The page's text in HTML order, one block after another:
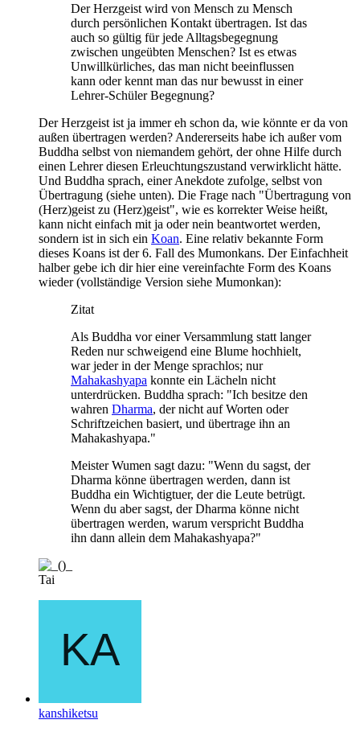
Der Herzgeist wird von Mensch zu Mensch
durch persönlichen Kontakt übertragen. Ist das
auch so gültig für jede Alltagsbegegnung
zwischen ungeübten Menschen? Ist es etwas
Unwillkürliches, das man nicht beeinflussen
kann oder kennt man das nur bewusst in einer
Lehrer-Schüler Begegnung?
Der Herzgeist ist ja immer eh schon da, wie könnte er da von
außen übertragen werden? Andererseits habe ich außer vom
Buddha selbst von niemandem gehört, der ohne Hilfe durch
einen Lehrer diesen Erleuchtungszustand verwirklicht hätte.
Und Buddha sprach, einer Anekdote zufolge, selbst von
Übertragung (siehe unten). Die Frage nach "Übertragung von
(Herz)geist zu (Herz)geist", wie es korrekter Weise heißt,
kann nicht einfach mit ja oder nein beantwortet werden,
sondern ist in sich ein Koan. Eine relativ bekannte Form
dieses Koans ist der 6. Fall des Mumonkans. Der Einfachheit
halber gebe ich dir hier eine vereinfachte Form des Koans
wieder (vollständige Version siehe Mumonkan):
Zitat
Als Buddha vor einer Versammlung statt langer
Reden nur schweigend eine Blume hochhielt,
war jeder in der Menge sprachlos; nur
Mahakashyapa konnte ein Lächeln nicht
unterdrücken. Buddha sprach: "Ich besitze den
wahren Dharma, der nicht auf Worten oder
Schriftzeichen basiert, und übertrage ihn an
Mahakashyapa."
Meister Wumen sagt dazu: "Wenn du sagst, der
Dharma könne übertragen werden, dann ist
Buddha ein Wichtigtuer, der die Leute betrügt.
Wenn du aber sagst, der Dharma könne nicht
übertragen werden, warum verspricht Buddha
ihn dann allein dem Mahakashyapa?"
Tai
kanshiketsu